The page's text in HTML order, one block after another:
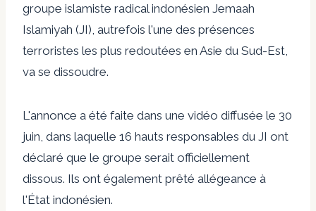
groupe islamiste radical indonésien Jemaah
Islamiyah (JI), autrefois l'une des présences
terroristes les plus redoutées en Asie du Sud-Est,
va se dissoudre.
L'annonce a été faite dans une vidéo diffusée le 30
juin, dans laquelle 16 hauts responsables du JI ont
déclaré que le groupe serait officiellement
dissous. Ils ont également prêté allégeance à
l'État indonésien.